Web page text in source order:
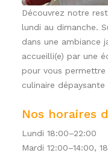
Découvrez notre
lundi au dimanche.
dans une ambiance
accueilli(e) par une
pour vous permettre
culinaire dépaysante
Nos horaires
Lundi 18:00–22:00
Mardi 12:00–14:00,